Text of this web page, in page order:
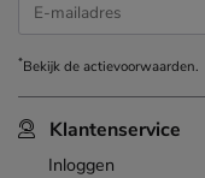
Klantenservice
Inloggen
E-mailadres
*Bekijk deactievoorwaarden.